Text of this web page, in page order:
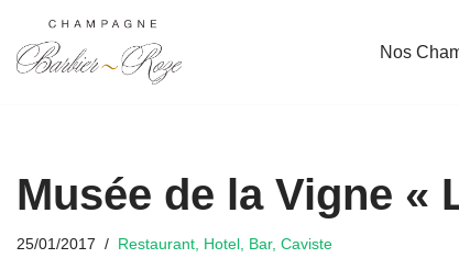
Aller
Nos
Musée de la Vigne «
25/01/2017 Restaurant, Hotel, Bar, Caviste